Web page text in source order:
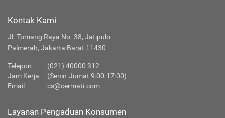
Kontak Kami
Jl. Tomang Raya No. 38, Jatipulo
Palmerah, Jakarta Barat 11430
Telepon : (021) 40000 312
Jam Kerja
: (Senin-Jumat 9:00-17:00)
Email
:cs@cermati.com
Layanan Pengaduan Konsumen